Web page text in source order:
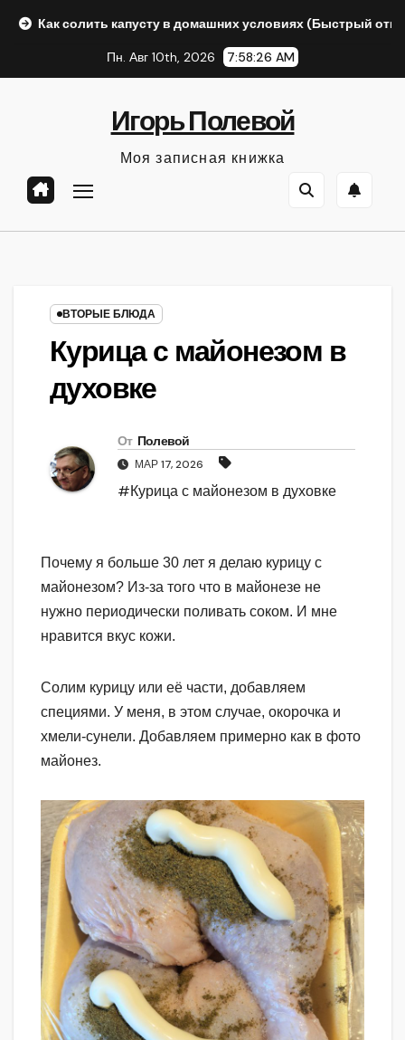
Перейти
капусту в домашних условиях (Быстрый ответ Алисы
Пн. Авг 10th, 2026 7:58:27 AM
Игорь Полевой
Моя записная книжка
ВТОРЫЕ БЛЮДА
Курица с майонезом в
духовке
От Полевой
МАР 17, 2026
#Курица с майонезом в духовке
Почему я больше 30 лет я делаю курицу с
майонезом? Из-за того что в майонезе не
нужно периодически поливать соком. И мне
нравится вкус кожи.
Солим курицу или её части, добавляем
специями. У меня, в этом случае, окорочка и
хмели-сунели. Добавляем примерно как в фото
майонез.